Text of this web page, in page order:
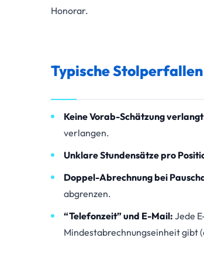
Honorar.
Typische Stolperfallen
Keine Vorab-Schätzung
verlangen.
Unklare Stundensätze pro
Doppel-Abrechnung bei
abgrenzen.
“Telefonzeit” und E-Mail: Jede
Mindestabrechnungseinheit gibt